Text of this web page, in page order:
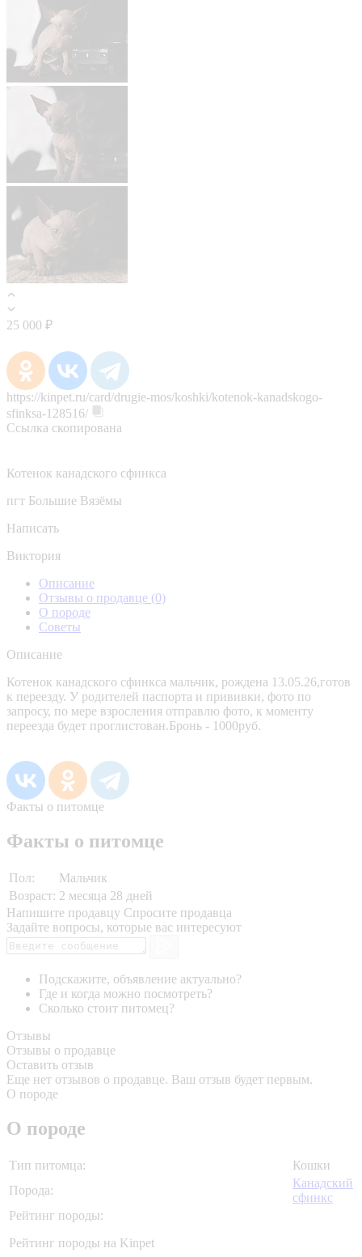
25 000 ₽
https://kinpet.ru/card/drugie-mos/koshki/kotenok-kanadskogo-
sfinksa-128516/
Ссылка скопирована
Котенок канадского сфинкса
пгт Большие Вязёмы
Написать
Виктория
Описание
Отзывы о продавце (0)
О породе
Советы
Описание
Котенок канадского сфинкса мальчик, рождена 13.05.26,готов
к переезду. У родителей паспорта и прививки, фото по
запросу, по мере взросления отправлю фото, к моменту
переезда будет проглистован.Бронь - 1000руб.
Факты о питомце
Факты о питомце
Пол:
Мальчик
Возраст: 2 месяца 28 дней
Напишите продавцу Спросите продавца
Задайте вопросы, которые вас интересуют
Подскажите, объявление актуально?
Где и когда можно посмотреть?
Сколько стоит питомец?
Отзывы
Отзывы о продавце
Оставить отзыв
Еще нет отзывов о продавце. Ваш отзыв будет первым.
О породе
О породе
Тип питомца:
Кошки
Порода:
Канадский
сфинкс
Рейтинг породы:
Рейтинг породы на Kinpet